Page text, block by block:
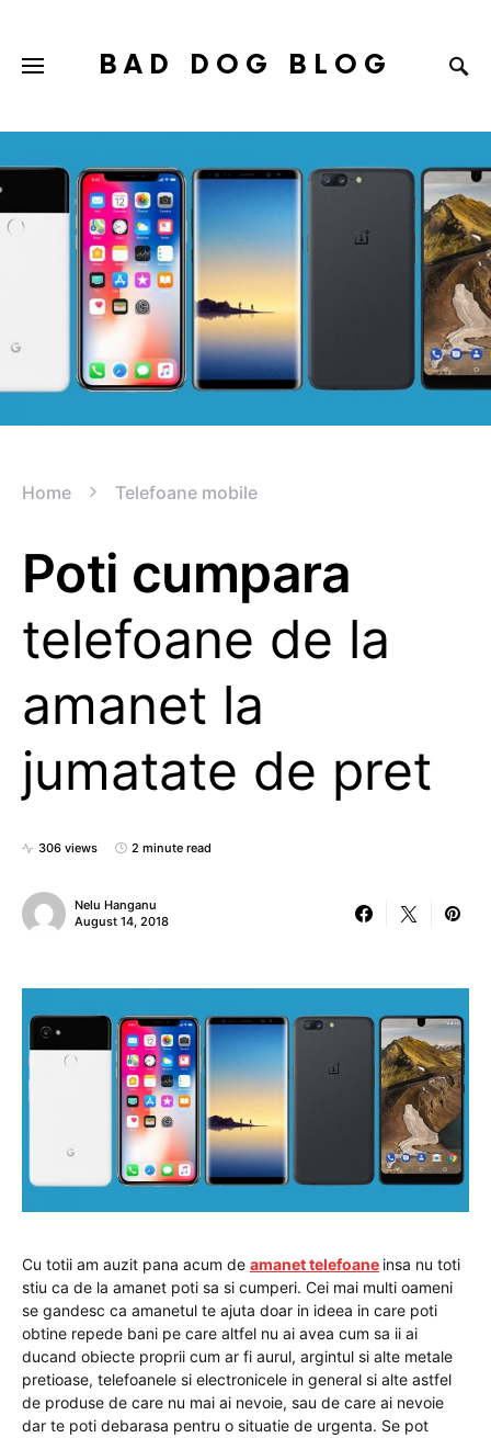
BAD DOG BLOG
Home Telefoane mobile
Poti cumpara
telefoane de la
amanet la
jumatate de pret
306 views 2 minute read
Nelu Hanganu
August 14, 2018
Cu totii am auzit pana acum de amanet telefoane insa nu toti
stiu ca de la amanet poti sa si cumperi. Cei mai multi oameni
se gandesc ca amanetul te ajuta doar in ideea in care poti
obtine repede bani pe care altfel nu ai avea cum sa ii ai
ducand obiecte proprii cum ar fi aurul, argintul si alte metale
pretioase, telefoanele si electronicele in general si alte astfel
de produse de care nu mai ai nevoie, sau de care ai nevoie
dar te poti debarasa pentru o situatie de urgenta. Se pot